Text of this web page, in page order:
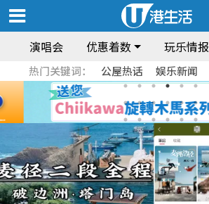
演唱会 优惠着数 玩乐情报
热门关键词： 公屋热话 娱乐新闻